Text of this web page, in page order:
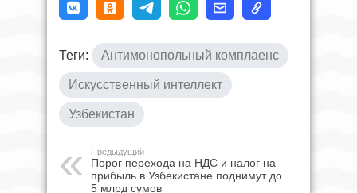
Теги: Антимонопольный комплаенс
Искусственный интеллект
Узбекистан
Предыдущий
Порог перехода на НДС и налог на
прибыль в Узбекистане поднимут до
5 млрд сумов